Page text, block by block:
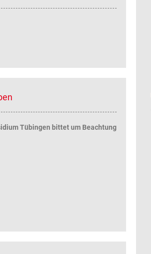
Tübingen bittet um Beachtung